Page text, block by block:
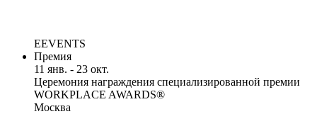
EEVENTS
Премия
11 янв. - 23 окт.
Церемония награждения специализированной премии
WORKPLACE AWARDS®
Москва